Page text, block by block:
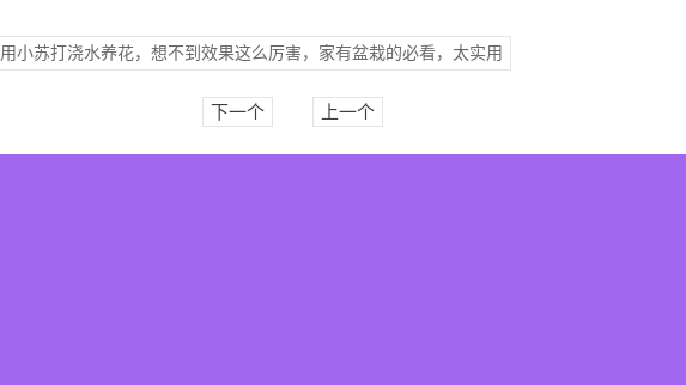
用小苏打浇水养花，想不到效果这么厉害，家有盆栽的必看，太实用
下一个 上一个